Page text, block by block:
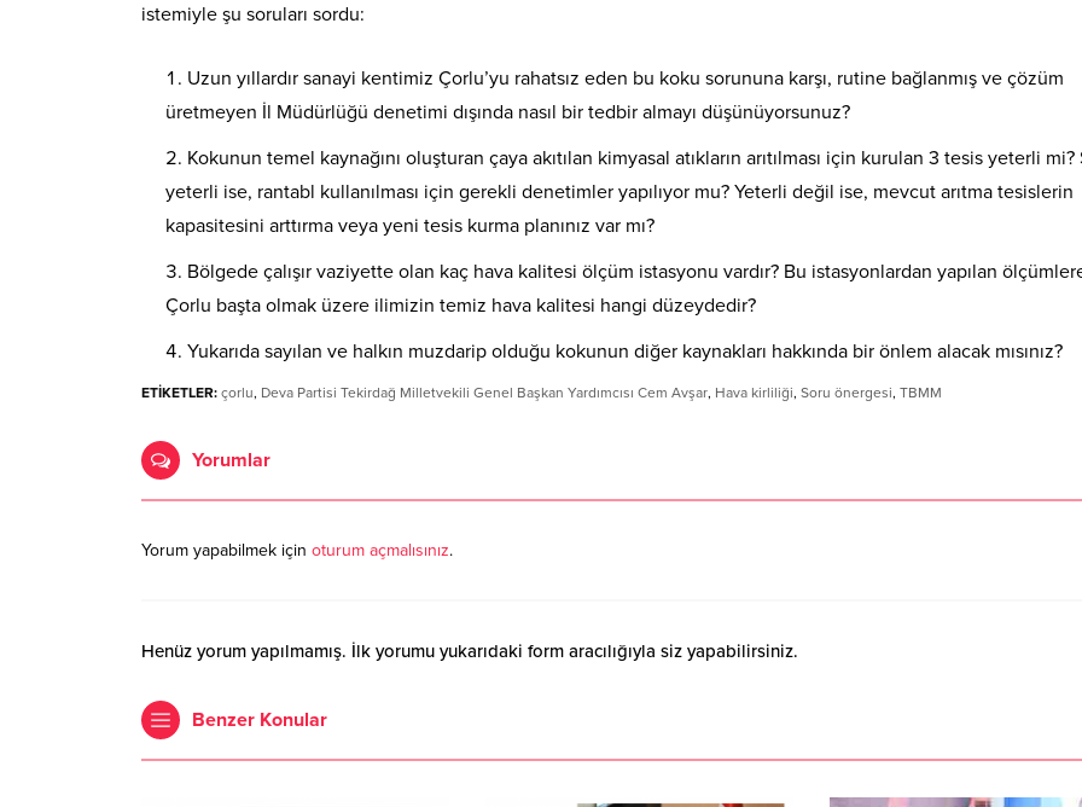
istemiyle şu soruları sordu:
Uzun yıllardır sanayi kentimiz Çorlu’yu rahatsız eden bu koku sorununa karşı, rutine bağlanmış ve çözüm
üretmeyen İl Müdürlüğü denetimi dışında nasıl bir tedbir almayı düşünüyorsunuz?
Kokunun temel kaynağını oluşturan çaya akıtılan kimyasal atıkların arıtılması için kurulan 3 tesis yeterli mi?
yeterli ise, rantabl kullanılması için gerekli denetimler yapılıyor mu? Yeterli değil ise, mevcut arıtma tesislerin
kapasitesini arttırma veya yeni tesis kurma planınız var mı?
Bölgede çalışır vaziyette olan kaç hava kalitesi ölçüm istasyonu vardır? Bu istasyonlardan yapılan
Çorlu başta olmak üzere ilimizin temiz hava kalitesi hangi düzeydedir?
Yukarıda sayılan ve halkın muzdarip olduğu kokunun diğer kaynakları hakkında bir önlem alacak mısınız?
ETİKETLER: çorlu, Deva Partisi Tekirdağ Milletvekili Genel Başkan Yardımcısı Cem Avşar, Hava kirliliği, Soru önergesi, TBMM
Yorumlar
Yorum yapabilmek için oturum açmalısınız.
Henüz yorum yapılmamış. İlk yorumu yukarıdaki form aracılığıyla siz yapabilirsiniz.
Benzer Konular